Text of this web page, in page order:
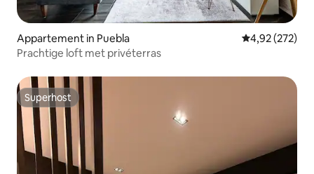
Appartement in Puebla Gemiddelde
4,92 (272)
Prachtige loft met privéterras
Superhost
Superhost